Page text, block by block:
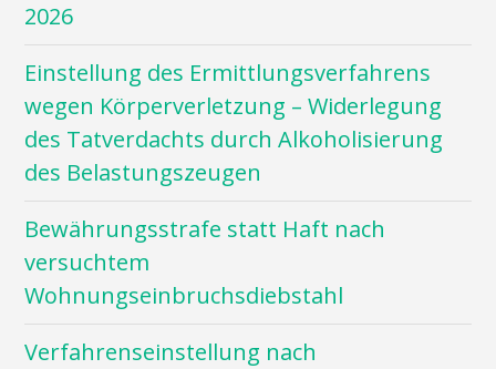
2026
Einstellung des Ermittlungsverfahrens
wegen Körperverletzung – Widerlegung
des Tatverdachts durch Alkoholisierung
des Belastungszeugen
Bewährungsstrafe statt Haft nach
versuchtem
Wohnungseinbruchsdiebstahl
Verfahrenseinstellung nach